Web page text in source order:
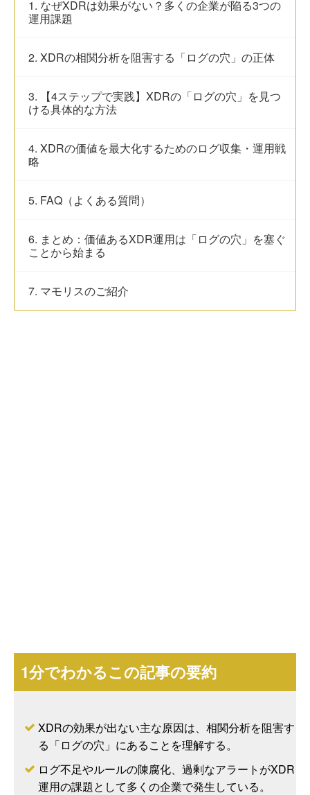
1. なぜXDRは効果がない？多くの企業が陥る3つの
運用課題
2. XDRの相関分析を阻害する「ログの穴」の正体
3. 【4ステップで実践】XDRの「ログの穴」を見つ
ける具体的な方法
4. XDRの価値を最大化するためのログ収集・運用戦
略
5. FAQ（よくある質問）
6. まとめ：価値あるXDR運用は「ログの穴」を塞ぐ
ことから始まる
7. マモリスのご紹介
1分でわかるこの記事の要約
XDRの効果が出ない主な原因は、相関分析を阻害す
る「ログの穴」にあることを理解する。
ログ不足やルールの陳腐化、過剰なアラートがXDR
運用の課題として多くの企業で発生している。